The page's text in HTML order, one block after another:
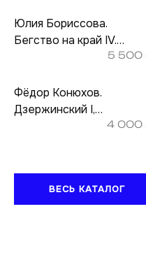
Юлия Бориссова.
Бегство на край IV.
5 500
Фёдор Конюхов.
Дзержинский I,
Московская область,
4 000
ВЕСЬ КАТАЛОГ